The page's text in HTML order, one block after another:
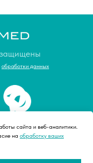
обработки данных
сайта и веб-аналитики.
на обработку ваших